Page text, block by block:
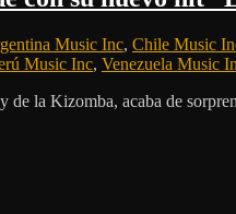
Music Inc, Chile Music
Music Inc, Venezuela Music
la Kizomba, acaba de